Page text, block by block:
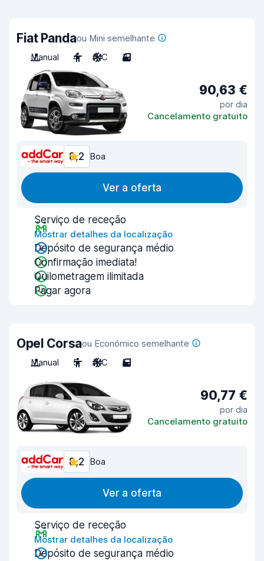
Fiat Pandaou Mini semelhante
Manual
4 A/C 3
90,63 €
por dia
Cancelamento gratuito
8,2 Boa
Ver a oferta
Serviço de receção
Mostrar detalhes da localização
Depósito de segurança médio
Confirmação imediata!
Quilometragem ilimitada
Pagar agora
Opel Corsaou Económico semelhante
Manual
5 A/C 5
90,77 €
por dia
Cancelamento gratuito
8,2 Boa
Ver a oferta
Serviço de receção
Mostrar detalhes da localização
Depósito de segurança médio